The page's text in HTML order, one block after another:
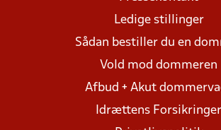
Ledige stillinger
Sådan bestiller du en
Vold mod dommeren
Afbud + Akut
Idrættens Forsikringer